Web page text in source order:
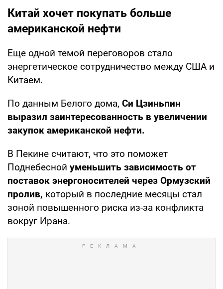
Китай хочет покупать больше
американской нефти
Еще одной темой переговоров стало
энергетическое сотрудничество между США и
Китаем.
По данным Белого дома, Си Цзиньпин
выразил заинтересованность в увеличении
закупок американской нефти.
В Пекине считают, что это поможет
Поднебесной уменьшить зависимость от
поставок энергоносителей через Ормузский
пролив, который в последние месяцы стал
зоной повышенного риска из-за конфликта
вокруг Ирана.